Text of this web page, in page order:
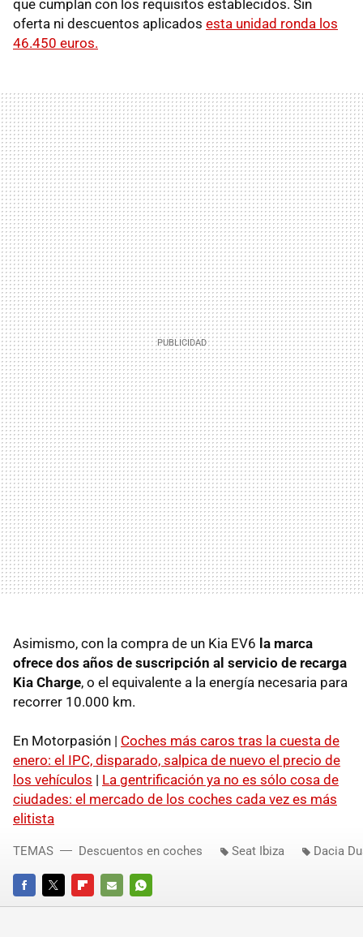
que cumplan con los requisitos establecidos. Sin
oferta ni descuentos aplicados esta unidad ronda los
46.450 euros.
Asimismo, con la compra de un Kia EV6 la marca
ofrece dos años de suscripción al servicio de recarga
Kia Charge, o el equivalente a la energía necesaria para
recorrer 10.000 km.
En Motorpasión | Coches más caros tras la cuesta de
enero: el IPC, disparado, salpica de nuevo el precio de
los vehículos | La gentrificación ya no es sólo cosa de
ciudades: el mercado de los coches cada vez es más
elitista
FACEBOOKTWITTERFLIPBOARD
E-
WHATSAPP
TEMAS Descuentos en coches Seat Ibiza Dacia